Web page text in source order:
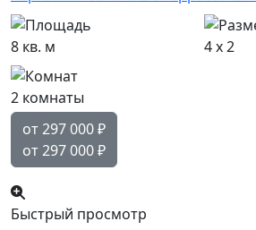
8 кв. м 4 x 2
2 комнаты
от 297 000₽
от 297 000₽
Быстрый просмотр